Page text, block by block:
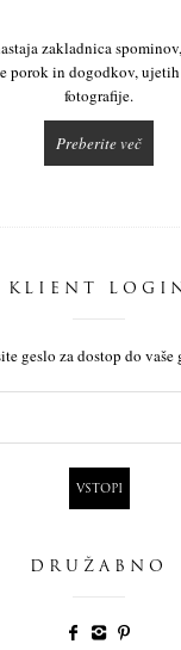
zakladnica
porok in dogodkov,
fotografije.
Preberite več
KLIENT LOGIN
geslo za dostop do vaše
DRUŽABNO